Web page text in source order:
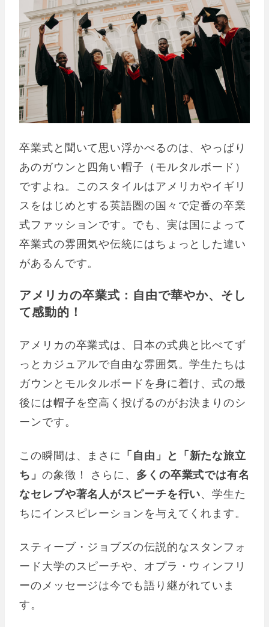
卒業式と聞いて思い浮かべるのは、やっぱり
あのガウンと四角い帽子（モルタルボード）
ですよね。このスタイルはアメリカやイギリ
スをはじめとする英語圏の国々で定番の卒業
式ファッションです。でも、実は国によって
卒業式の雰囲気や伝統にはちょっとした違い
があるんです。
アメリカの卒業式：自由で華やか、そし
て感動的！
アメリカの卒業式は、日本の式典と比べてず
っとカジュアルで自由な雰囲気。学生たちは
ガウンとモルタルボードを身に着け、式の最
後には帽子を空高く投げるのがお決まりのシ
ーンです。
この瞬間は、まさに 「自由」と「新たな旅立
ち」 の象徴！ さらに、 多くの卒業式では有名
なセレブや著名人がスピーチを行い、学生た
ちにインスピレーションを与えてくれます。
スティーブ・ジョブズの伝説的なスタンフォ
ード大学のスピーチや、オプラ・ウィンフリ
ーのメッセージは今でも語り継がれていま
す。